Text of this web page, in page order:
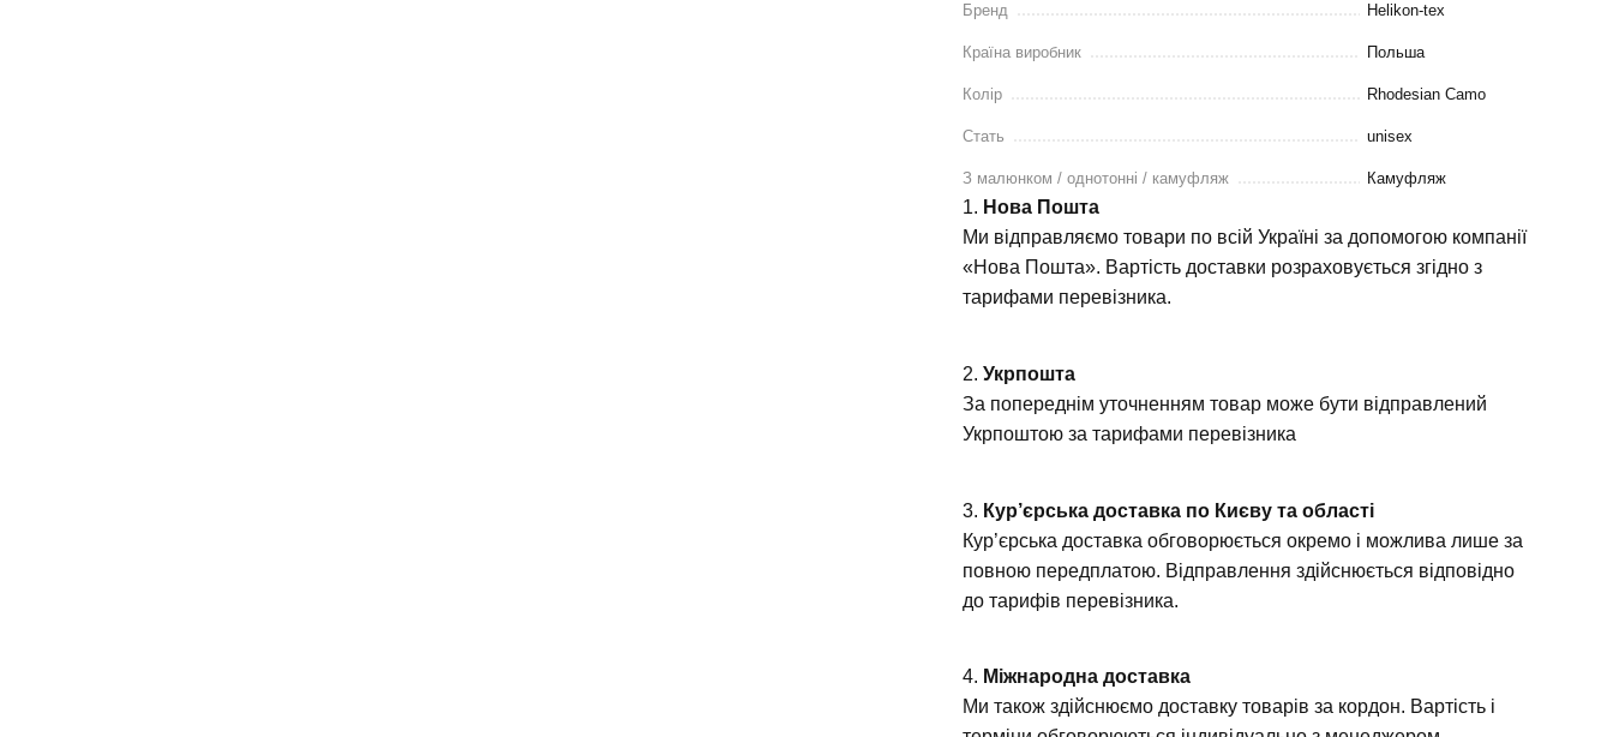
Бренд Helikon-tex
Країна виробник Польша
Колір Rhodesian Camo
Стать unisex
З малюнком / однотонні / камуфляж Камуфляж
1. Нова Пошта
Ми відправляємо товари по всій Україні за допомогою компанії
«Нова Пошта». Вартість доставки розраховується згідно з
тарифами перевізника.
2.Укрпошта
За попереднім уточненням товар може бути відправлений
Укрпоштою за тарифами перевізника
3. Кур’єрська доставка по Києву та області
Кур’єрська доставка обговорюється окремо і можлива лише за
повною передплатою. Відправлення здійснюється відповідно
до тарифів перевізника.
4. Міжнародна доставка
Ми також здійснюємо доставку товарів за кордон. Вартість і